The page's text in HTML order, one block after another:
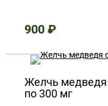
900 ₽
Желчь
по 300 мг